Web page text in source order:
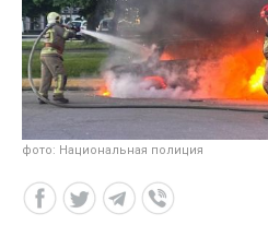
фото: Национальная полиция